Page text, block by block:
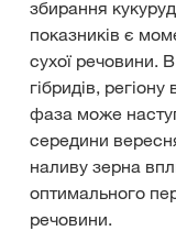
збирання
показників є
сухої речовини.
гібридів,
фаза може
середини
наливу зерна
оптимального
речовини.